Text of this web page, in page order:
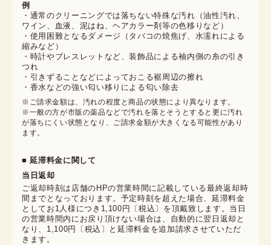
例
・通常のクリーニングでは落ちない特殊な汚れ（油性汚れ、
ワイン、血液、泥はね、ヘアカラー剤等の色移りなど）
・使用困難となるダメージ（タバコの焼焦げ、水濡れによる
縮みなど）
・時計やブレスレットなど、装飾品による袖内側の糸の引き
つれ
・引きずることなどによっておこる裾周辺の擦れ
・香水などの強い匂い移りによる匂い除去
※ご請求金額は、汚れの程度と商品の状態により異なります。
※一般の方が市販の薬品などで汚れを落とそうとすると更に汚れ
が落ちにくい状態となり、ご請求金額が大きくなる可能性があり
ます。
■ 延滞料金に関して
当日返却
ご返却時刻は店舗のHPの営業時間に記載している最終返却時
間までとなっております。予定時刻を超えた場合、延滞料金
としてお1人様につき1,100円〔税込〕を頂戴致します。当日
の営業時間内にお戻り頂けない場合は、自動的に翌日返却と
なり、1,100円〔税込〕と延滞料金を追加請求させていただ
きます。